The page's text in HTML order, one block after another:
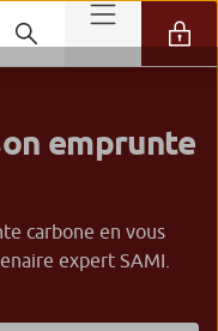
emprunte
carbone en vous
expert SAMI.